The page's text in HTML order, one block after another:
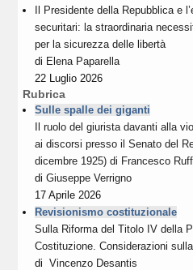
Il Presidente della Repubblica e
securitari: la straordinaria
per la sicurezza delle libertà
di Elena Paparella
22 Luglio 2026
Rubrica
Sulle spalle dei giganti
Il ruolo del giurista davanti alla
ai discorsi presso il Senato del
dicembre 1925) di Francesco
diGiuseppe Verrigno
17 Aprile 2026
Revisionismo costituzionale
Sulla Riforma del Titolo IV della
Costituzione. Considerazioni
diVincenzo Desantis